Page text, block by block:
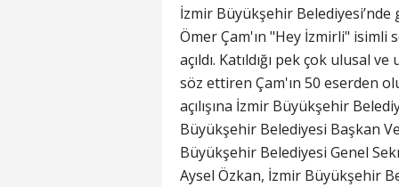
İzmir Büyükşehir
Ömer Çam'ın "Hey İzmirli"
açıldı. Katıldığı pek çok ulusal
söz ettiren Çam'ın 50 eserden
açılışına İzmir Büyükşehir
Büyükşehir Belediyesi Başkan
Büyükşehir Belediyesi Genel
Aysel Özkan, İzmir Büyükşehir